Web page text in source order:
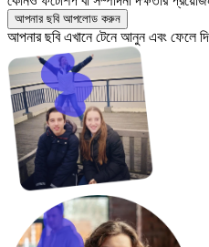
আপনার ছবি আপলোড করুন
আপনার ছবি এখানে টেনে আনুন এবং ফেলে